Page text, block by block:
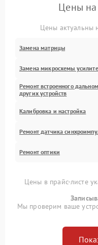
Цены на
Цены актуальны
Замена матрицы
Замена микросхемы
Ремонт встроенного
других устройств
Калибровка и настройка
Ремонт датчика
Ремонт оптики
Цены в прайс-листе
Мы проверим ваше